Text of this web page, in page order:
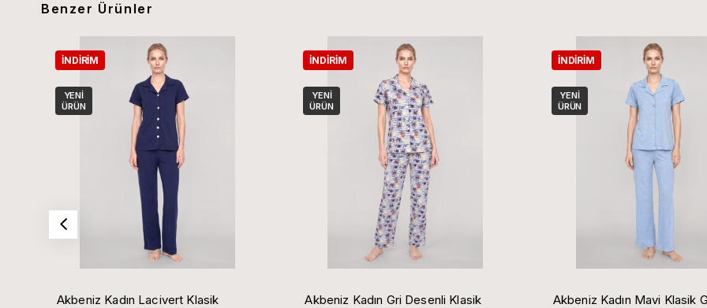
Benzer Ürünler
Akbeniz Kadın Lacivert Klasik
İNDIRIM
YENI
ÜRÜN
Akbeniz Kadın Gri Desenli Klasik
İNDIRIM
YENI
ÜRÜN
Akbeniz Kadın Mavi Klasik
İNDIRIM
YENI
ÜRÜN